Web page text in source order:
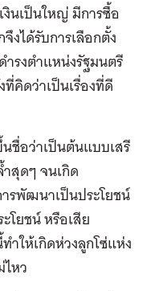
นเป็นใหญ่ มีการซื้อ
งได้รับการเลือกตั้ง
รงตำแหน่งรัฐมนตรี
คิดว่าเป็นเรื่องที่ดี
นชื่อว่าเป็นต้นแบบเสรี
สุดๆ จนเกิด
รพัฒนาเป็นประโยชน์
โยชน์ หรือเสีย
ให้เกิดห่วงลูกโซ่แห่ง
หว